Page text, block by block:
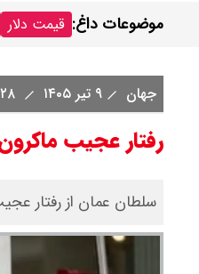
موضوعات داغ: قیمت دلار
جهان ۹ تیر ۱۴۰۵
رفتار عجیب
سلطان عمان از رفتار